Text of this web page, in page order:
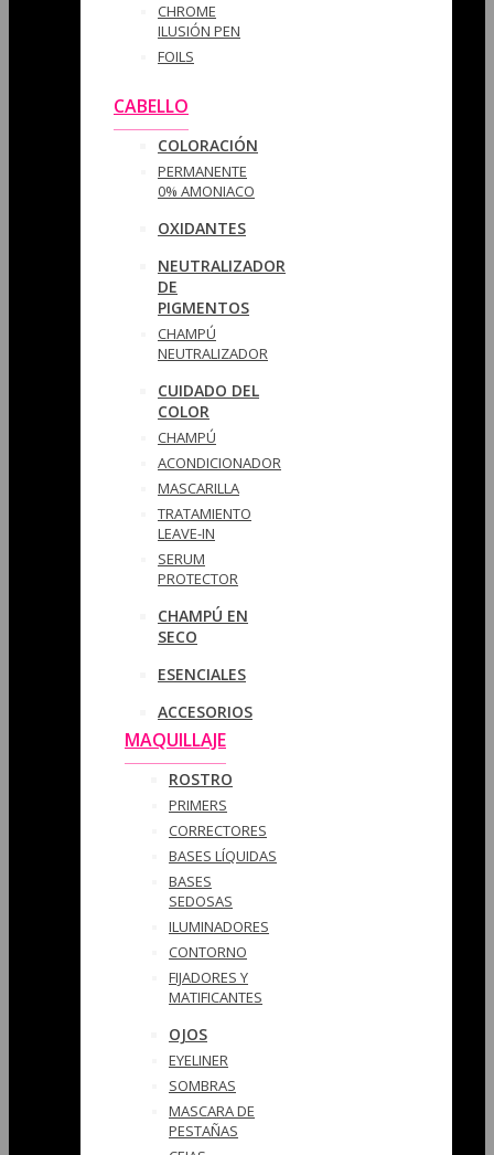
CHROME
ILUSIÓN PEN
FOILS
CABELLO
COLORACIÓN
PERMANENTE
0% AMONIACO
OXIDANTES
NEUTRALIZADOR
DE
PIGMENTOS
CHAMPÚ
NEUTRALIZADOR
CUIDADO DEL
COLOR
CHAMPÚ
ACONDICIONADOR
MASCARILLA
TRATAMIENTO
LEAVE-IN
SERUM
PROTECTOR
CHAMPÚ EN
SECO
ESENCIALES
ACCESORIOS
MAQUILLAJE
ROSTRO
PRIMERS
CORRECTORES
BASES LÍQUIDAS
BASES
SEDOSAS
ILUMINADORES
CONTORNO
FIJADORES Y
MATIFICANTES
OJOS
EYELINER
SOMBRAS
MASCARA DE
PESTAÑAS